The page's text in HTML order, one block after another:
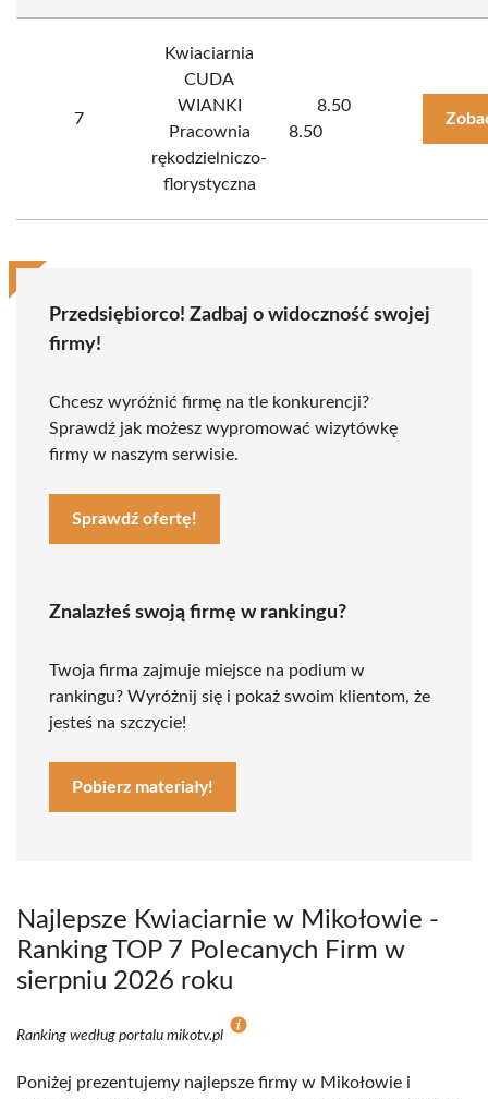
7
Kwiaciarnia
CUDA
WIANKI
Pracownia
rękodzielniczo-
florystyczna
8.50
8.50
Przedsiębiorco! Zadbaj o widoczność swojej
firmy!
Chcesz wyróżnić firmę na tle konkurencji?
Sprawdź jak możesz wypromować wizytówkę
firmy w naszym serwisie.
Sprawdź ofertę!
Znalazłeś swoją firmę w rankingu?
Twoja firma zajmuje miejsce na podium w
rankingu? Wyróżnij się i pokaż swoim klientom, że
jesteś na szczycie!
Pobierz materiały!
Najlepsze Kwiaciarnie w Mikołowie -
Ranking TOP 7 Polecanych Firm w
sierpniu 2026 roku
Ranking według portalu mikotv.pl
Poniżej prezentujemy najlepsze firmy w Mikołowie i